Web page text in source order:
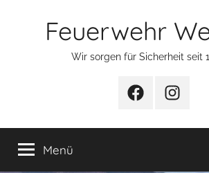
Feuerwehr
Wir sorgen für Sicherheit seit
FacebookInstagram
Menü